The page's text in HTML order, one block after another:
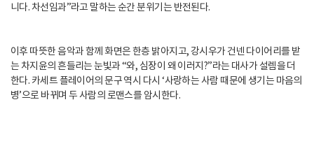
니다. 차선임과”라고 말하는 순간 분위기는 반전된다.
이후 따뜻한 음악과 함께 화면은 한층 밝아지고, 강시우가 건넨 다이어리를 받
는 차지윤의 흔들리는 눈빛과 “와, 심장이 왜 이러지?”라는 대사가 설렘을 더
한다. 카세트 플레이어의 문구 역시 다시 ‘사랑하는 사람 때문에 생기는 마음의
병’으로 바뀌며 두 사람의 로맨스를 암시한다.